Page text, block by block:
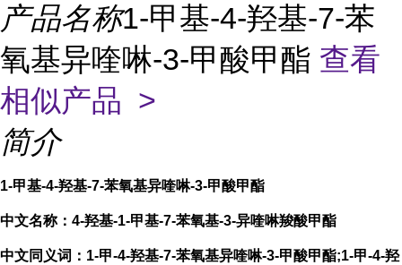
产品名称1-甲基-4-羟基-7-苯
氧基异喹啉-3-甲酸甲酯 查看
相似产品 >
简介
1-甲基-4-羟基-7-苯氧基异喹啉-3-甲酸甲酯
中文名称：4-羟基-1-甲基-7-苯氧基-3-异喹啉羧酸甲酯
中文同义词：1-甲-4-羟基-7-苯氧基异喹啉-3-甲酸甲酯;1-甲-4-羟